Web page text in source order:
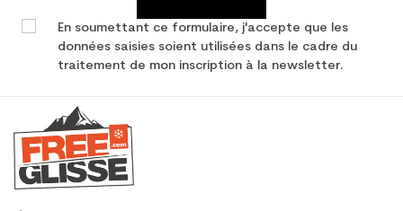
En soumettant ce formulaire, j'accepte que les
données saisies soient utilisées dans le cadre du
traitement de mon inscription à la newsletter.